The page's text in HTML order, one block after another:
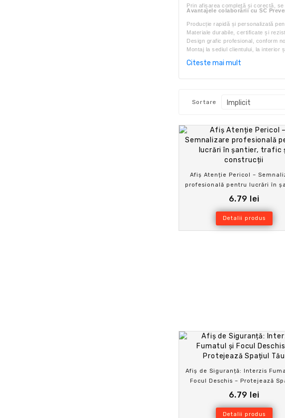
Prin afișarea completă și corectă,
Avantajele colaborării cu SC
Producție rapidă și personalizată
Materiale durabile, certificate și
Design grafic profesional, conform
Montaj la sediul clientului, la interior
Consultanță gratuită privind
Citeste mai mult
Sortare
Afiș Atenție Pericol –
profesională pentru lucrări în
trafic și construcții
6.79 lei
Detalii produs
Afiș de Siguranță: Interzis
Focul Deschis – Protejează
Tău
6.79 lei
Detalii produs